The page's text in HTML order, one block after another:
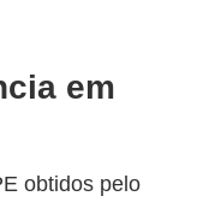
em
obtidos pelo